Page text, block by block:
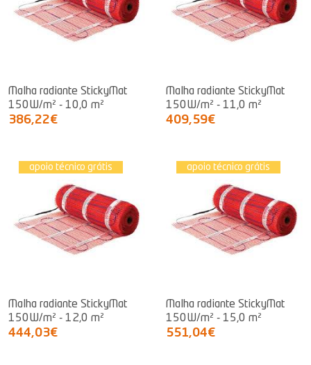
Malha radiante StickyMat
150W/m² - 10,0 m²
386,22€
Malha radiante StickyMat
150W/m² - 11,0 m²
409,59€
apoio técnico grátis
Malha radiante StickyMat
150W/m² - 12,0 m²
444,03€
apoio técnico grátis
Malha radiante StickyMat
150W/m² - 15,0 m²
551,04€